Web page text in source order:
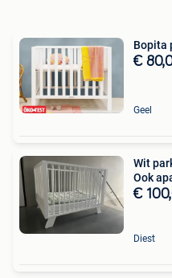
Bopita
€
Geel
Wit
Ook
€
Diest